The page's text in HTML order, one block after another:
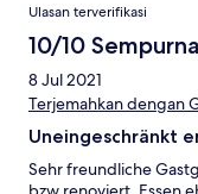
Ulasan terverifikasi
10/10 Sempurna
8 Jul 2021
Terjemahkan dengan
Uneingeschränkt
Sehr freundliche